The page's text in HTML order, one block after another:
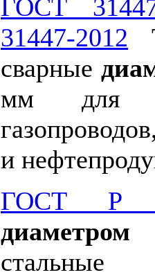
ГОСТ
31447-2012
сварные
мм для
и
ГОСТ Р
диаметром